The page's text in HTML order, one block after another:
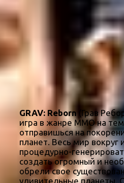
GRAV: Reborn (Грав
игра в жанре ММО на
отправишься на
планет. Весь мир вокруг
процедурно-
создать огромный и
обрели свое
удивительные планеты.